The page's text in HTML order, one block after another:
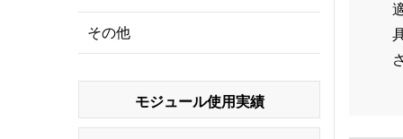
その他
モジュール使用実績